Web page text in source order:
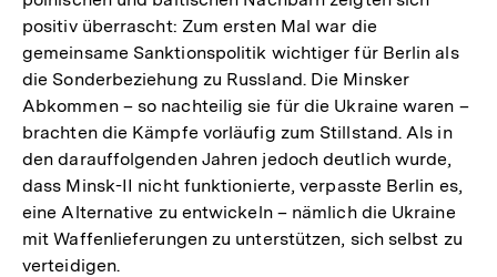
positiv überrascht: Zum ersten Mal war die
gemeinsame Sanktionspolitik wichtiger für Berlin als
die Sonderbeziehung zu Russland. Die Minsker
Abkommen – so nachteilig sie für die Ukraine waren –
brachten die Kämpfe vorläufig zum Stillstand. Als in
den darauffolgenden Jahren jedoch deutlich wurde,
dass Minsk-II nicht funktionierte, verpasste Berlin es,
eine Alternative zu entwickeln – nämlich die Ukraine
mit Waffenlieferungen zu unterstützen, sich selbst zu
verteidigen.